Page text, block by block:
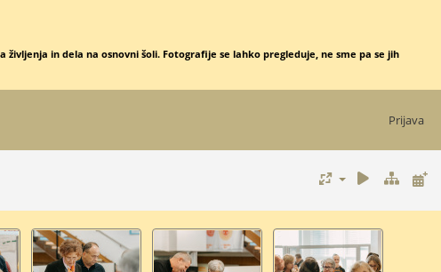
in dela na osnovni šoli. Fotografije se lahko pregleduje, ne sme pa se jih
Prijava